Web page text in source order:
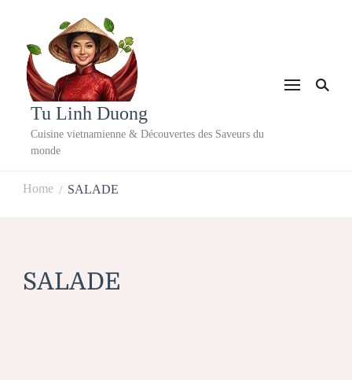
Tu Linh Duong
Cuisine vietnamienne & Découvertes des Saveurs du
monde
Home / SALADE
SALADE